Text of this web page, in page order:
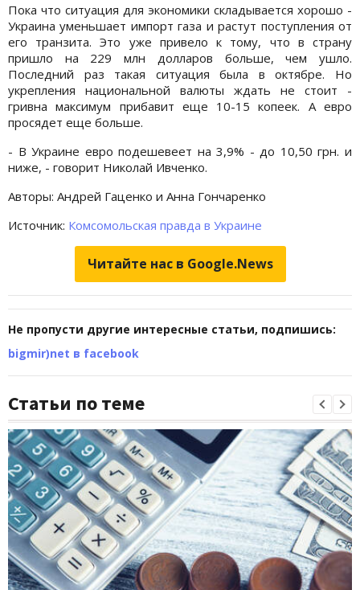
Пока что ситуация для экономики складывается хорошо -
Украина уменьшает импорт газа и растут поступления от
его транзита. Это уже привело к тому, что в страну
пришло на 229 млн долларов больше, чем ушло.
Последний раз такая ситуация была в октябре. Но
укрепления национальной валюты ждать не стоит -
гривна максимум прибавит еще 10-15 копеек. А евро
просядет еще больше.
- В Украине евро подешевеет на 3,9% - до 10,50 грн. и
ниже, - говорит Николай Ивченко.
Авторы: Андрей Гаценко и Анна Гончаренко
Источник: Комсомольская правда в Украине
Читайте нас в Google.News
Не пропусти другие интересные статьи, подпишись:
bigmir)net в facebook
Статьи по теме